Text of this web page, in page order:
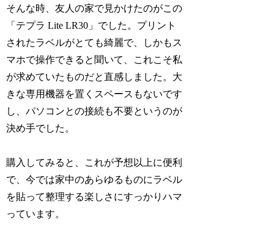
そんな時、友人の家で見かけたのがこの
「テプラ Lite LR30」でした。プリント
されたラベルがとても綺麗で、しかもス
マホで操作できると聞いて、これこそ私
が求めていたものだと直感しました。大
きな専用機器を置くスペースもないです
し、パソコンとの接続も不要というのが
決め手でした。
購入してみると、これが予想以上に便利
で、今では家中のあらゆるものにラベル
を貼って整理する楽しさにすっかりハマ
っています。